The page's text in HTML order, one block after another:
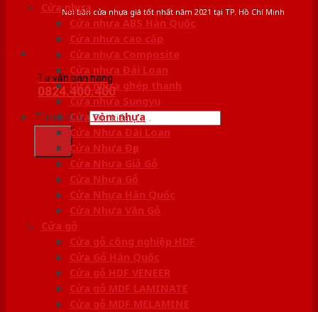
Nơi bán cửa nhựa giá tốt nhất năm 2021 tại TP. Hồ Chí Minh
Tư vấn bán hàng
0824.400.400
Tìm kiếm:
Cửa nhựa
Cửa nhựa ABS Hàn Quốc
Cửa nhựa cao cấp
Cửa nhựa Composite
Cửa nhựa Đài Loan
Cửa nhựa ghép thanh
Cửa nhựa Sungyu
Cửa vòm nhựa
Cửa Nhựa Đài Loan
Cửa Nhựa Đẹp
Cửa Nhựa Giả Gỗ
Cửa Nhựa Gỗ
Cửa Nhựa Hàn Quốc
Cửa Nhựa Vân Gỗ
Cửa gỗ
Cửa gỗ công nghiệp HDF
Cửa Gỗ Hàn Quốc
Cửa gỗ HDF VENEER
Cửa gỗ MDF LAMINATE
Cửa gỗ MDF MELAMINE